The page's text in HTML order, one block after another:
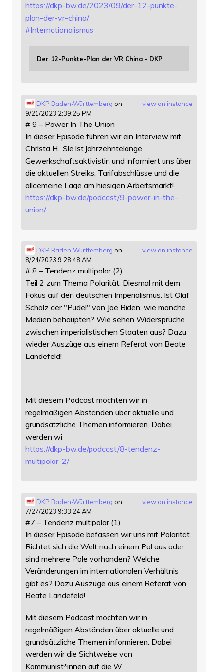
https://dkp-bw.de/2023/09/der-12-punkte-
plan-der-vr-china/
#Internationalismus
Der 12-Punkte-Plan der VR China – DKP
view on instance
DKP Baden-Württemberg on
9/21/2023 2:39:25 PM
# 9 – Power In The Union
In dieser Episode führen wir ein Interview mit
Christa H.. Sie ist jahrzehntelange
Gewerkschaftsaktivistin und informiert uns über
die aktuellen Streiks, Tarifabschlüsse und die
allgemeine Lage am hiesigen Arbeitsmarkt!
https://dkp-bw.de/podcast/9-power-in-the-
union/
view on instance
DKP Baden-Württemberg on
8/24/2023 9:28:48 AM
# 8 – Tendenz multipolar (2)
Teil 2 zum Thema Polarität. Diesmal mit dem
Fokus auf den deutschen Imperialismus. Ist Olaf
Scholz der "Pudel" von Joe Biden, wie manche
Medien behaupten? Wie sehen Widersprüche
zwischen imperialistischen Staaten aus? Dazu
wieder Auszüge aus einem Referat von Beate
Landefeld!
Mit diesem Podcast möchten wir in
regelmäßigen Abständen über aktuelle und
grundsätzliche Themen informieren. Dabei
werden wi
https://dkp-bw.de/podcast/8-tendenz-
multipolar-2/
view on instance
DKP Baden-Württemberg on
7/27/2023 9:33:24 AM
#7 – Tendenz multipolar (1)
In dieser Episode befassen wir uns mit Polarität.
Richtet sich die Welt nach einem Pol aus oder
sind mehrere Pole vorhanden? Welche
Veränderungen im internationalen Verhältnis
gibt es? Dazu Auszüge aus einem Referat von
Beate Landefeld!
Mit diesem Podcast möchten wir in
regelmäßigen Abständen über aktuelle und
grundsätzliche Themen informieren. Dabei
werden wir die Sichtweise von
Kommunist*innen auf die W